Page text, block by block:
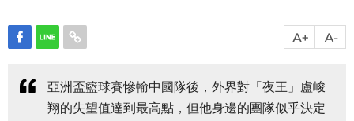
亞洲盃籃球賽慘輸中國隊後，外界對「夜王」盧峻
翔的失望值達到最高點，但他身邊的團隊似乎決定